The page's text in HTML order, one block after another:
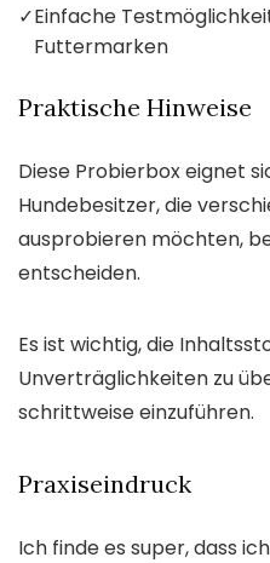
✓Einfache
Futtermarken
Praktische Hinweise
Diese Probierbox eignet
Hundebesitzer, die
ausprobieren möchten,
entscheiden.
Es ist wichtig, die
Unverträglichkeiten zu
schrittweise einzuführen.
Praxiseindruck
Ich finde es super, dass